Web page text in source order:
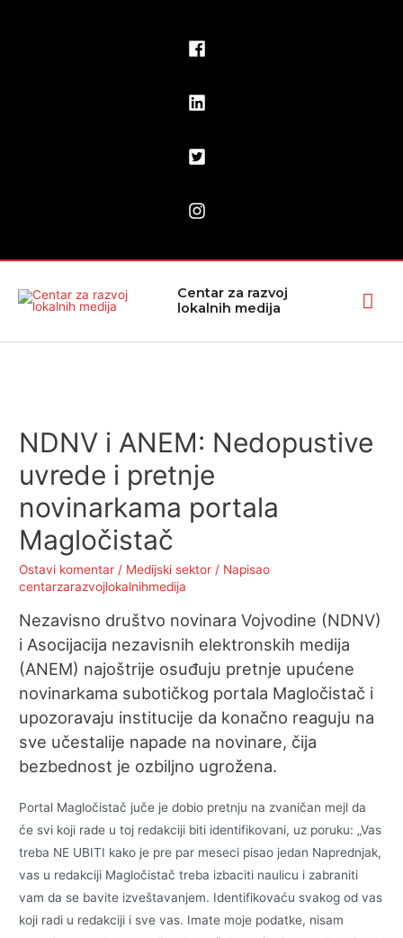
Centar za razvoj
lokalnih medija
NDNV i ANEM: Nedopustive
uvrede i pretnje
novinarkama portala
Magločistač
Ostavi komentar / Medijski sektor / Napisao
centarzarazvojlokalnihmedija
Nezavisno društvo novinara Vojvodine (NDNV)
i Asocijacija nezavisnih elektronskih medija
(ANEM) najoštrije osuđuju pretnje upućene
novinarkama subotičkog portala Magločistač i
upozoravaju institucije da konačno reaguju na
sve učestalije napade na novinare, čija
bezbednost je ozbiljno ugrožena.
Portal Magločistač juče je dobio pretnju na zvaničan mejl da
će svi koji rade u toj redakciji biti identifikovani, uz poruku: „Vas
treba NE UBITI kako je pre par meseci pisao jedan Naprednjak,
vas u redakciji Magločistač treba izbaciti naulicu i zabraniti
vam da se bavite izveštavanjem. Identifikovaću svakog od vas
koji radi u redakciji i sve vas. Imate moje podatke, nisam